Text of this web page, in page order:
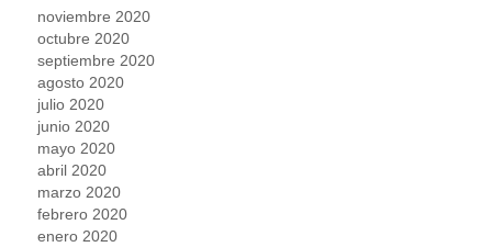
noviembre 2020
octubre 2020
septiembre 2020
agosto 2020
julio 2020
junio 2020
mayo 2020
abril 2020
marzo 2020
febrero 2020
enero 2020